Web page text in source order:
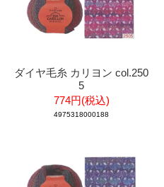
ダイヤ毛糸 カリヨン col.250
5
774円(税込)
4975318000188